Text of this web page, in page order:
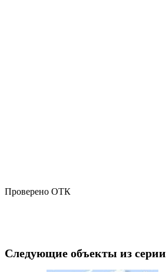
Проверено ОТК
Следующие объекты из серии